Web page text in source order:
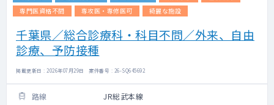
専門医資格不問
専攻医・専修医可 綺麗な施設
千葉県／総合診療科・科目不問／外来、自由
診療、予防接種
掲載更新日 : 2026年07月29日 案件番号 : 26-SQ645692
路線 JR総武本線